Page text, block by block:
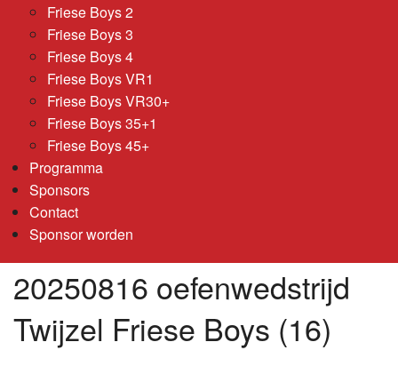
Friese Boys 2
Friese Boys 3
Friese Boys 4
Friese Boys VR1
Friese Boys VR30+
Friese Boys 35+1
Friese Boys 45+
Programma
Sponsors
Contact
Sponsor worden
20250816 oefenwedstrijd
Twijzel Friese Boys (16)